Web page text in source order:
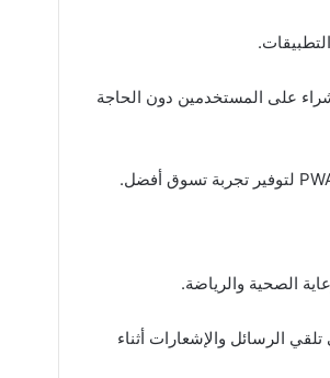
على المستخدمين دون الحاجة
الصحية والرياضة.
تلقي الرسائل والإشعارات أثناء